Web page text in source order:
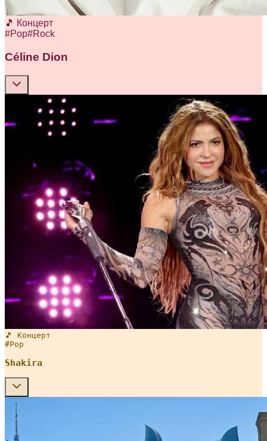
🎵 Концерт
#Pop#Rock
Céline Dion
🎵 Концерт
#Pop
Shakira